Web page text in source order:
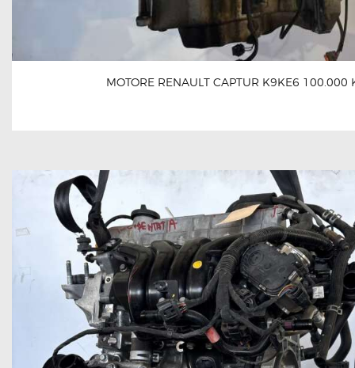
MOTORE RENAULT CAPTUR K9KE6 100.000